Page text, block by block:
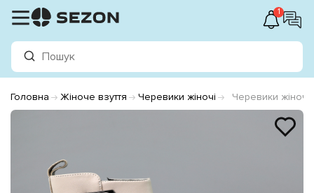
1
Головна Жіноче взуття Черевики жіночі Черевики жіночі